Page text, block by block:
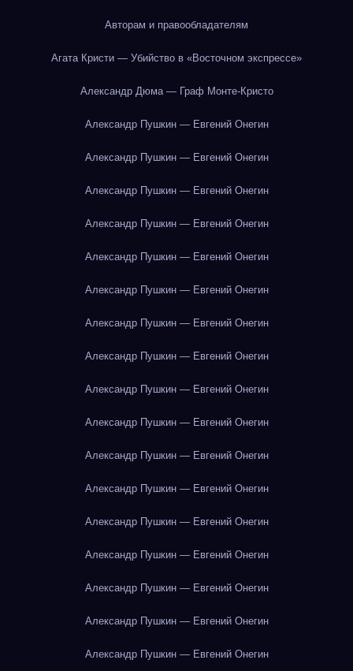
Авторам и правообладателям
Агата Кристи — Убийство в «Восточном экспрессе»
Александр Дюма — Граф Монте-Кристо
Александр Пушкин — Евгений Онегин
Александр Пушкин — Евгений Онегин
Александр Пушкин — Евгений Онегин
Александр Пушкин — Евгений Онегин
Александр Пушкин — Евгений Онегин
Александр Пушкин — Евгений Онегин
Александр Пушкин — Евгений Онегин
Александр Пушкин — Евгений Онегин
Александр Пушкин — Евгений Онегин
Александр Пушкин — Евгений Онегин
Александр Пушкин — Евгений Онегин
Александр Пушкин — Евгений Онегин
Александр Пушкин — Евгений Онегин
Александр Пушкин — Евгений Онегин
Александр Пушкин — Евгений Онегин
Александр Пушкин — Евгений Онегин
Александр Пушкин — Евгений Онегин